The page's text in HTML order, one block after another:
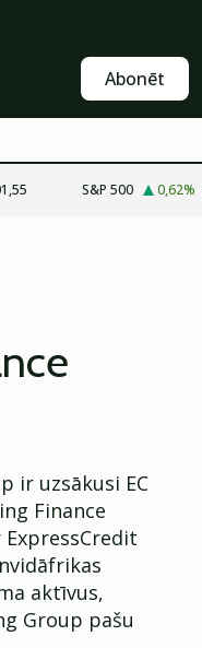
Abonēt
S&P 500 0,62%
ir uzsākusi EC
Finance
aktīvus,
Group pašu